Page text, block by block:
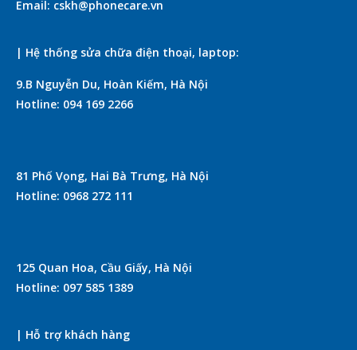
Email: cskh@phonecare.vn
| Hệ thống sửa chữa điện thoại, laptop:
9.B Nguyễn Du, Hoàn Kiếm, Hà Nội
Hotline: 094 169 2266
81 Phố Vọng, Hai Bà Trưng, Hà Nội
Hotline: 0968 272 111
125 Quan Hoa, Cầu Giấy, Hà Nội
Hotline: 097 585 1389
| Hỗ trợ khách hàng